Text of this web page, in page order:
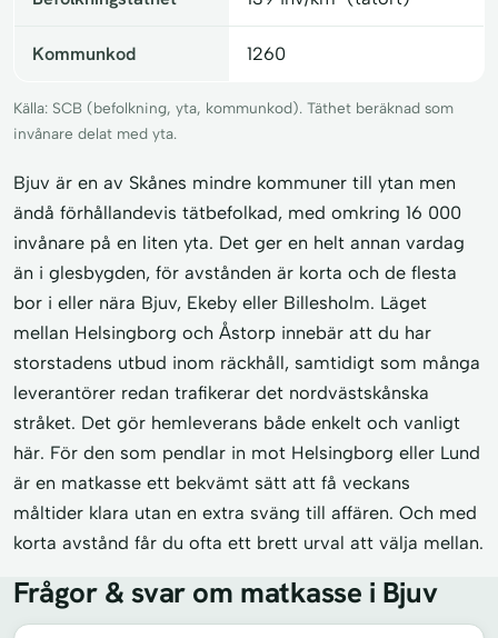
Kommunkod 1260
Källa: SCB (befolkning, yta, kommunkod). Täthet beräknad som
invånare delat med yta.
Bjuv är en av Skånes mindre kommuner till ytan men
ändå förhållandevis tätbefolkad, med omkring 16 000
invånare på en liten yta. Det ger en helt annan vardag
än i glesbygden, för avstånden är korta och de flesta
bor i eller nära Bjuv, Ekeby eller Billesholm. Läget
mellan Helsingborg och Åstorp innebär att du har
storstadens utbud inom räckhåll, samtidigt som många
leverantörer redan trafikerar det nordvästskånska
stråket. Det gör hemleverans både enkelt och vanligt
här. För den som pendlar in mot Helsingborg eller Lund
är en matkasse ett bekvämt sätt att få veckans
måltider klara utan en extra sväng till affären. Och med
korta avstånd får du ofta ett brett urval att välja mellan.
Frågor & svar om matkasse i Bjuv